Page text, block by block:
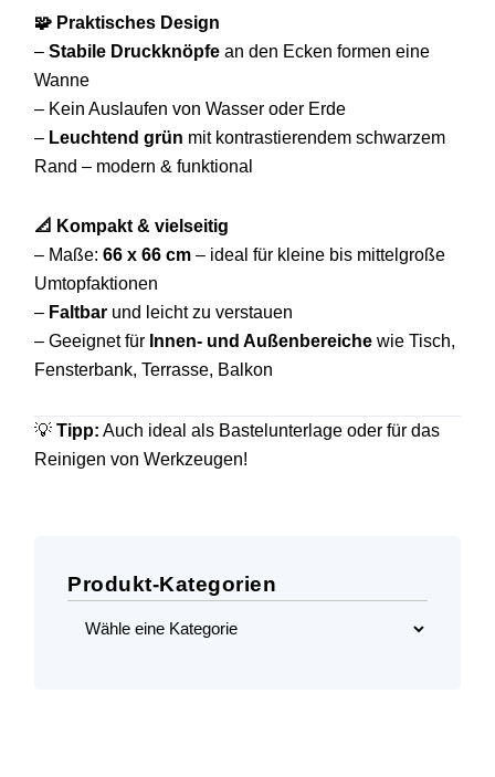
🧩 Praktisches Design
– Stabile Druckknöpfe an den Ecken formen eine
Wanne
– Kein Auslaufen von Wasser oder Erde
– Leuchtend grün mit kontrastierendem schwarzem
Rand – modern & funktional
📐 Kompakt & vielseitig
– Maße: 66 x 66 cm – ideal für kleine bis mittelgroße
Umtopfaktionen
– Faltbar und leicht zu verstauen
– Geeignet für Innen- und Außenbereiche wie Tisch,
Fensterbank, Terrasse, Balkon
💡 Tipp: Auch ideal als Bastelunterlage oder für das
Reinigen von Werkzeugen!
Produkt-Kategorien